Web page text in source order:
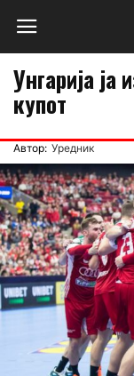
Унгарија ја
купот
Автор: Уредник